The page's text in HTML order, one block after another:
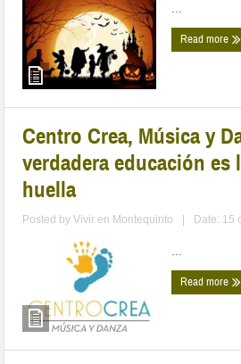
...
Read more
Centro Crea, Música y
verdadera educación es
huella
Posted byVivir en Montequinto Date: 15
...
Read more